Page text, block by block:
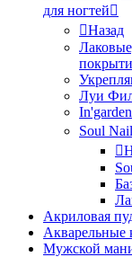
для ногтей
Назад
Луи
In'garden
Soul
Акриловая
Акварельные
Мужской